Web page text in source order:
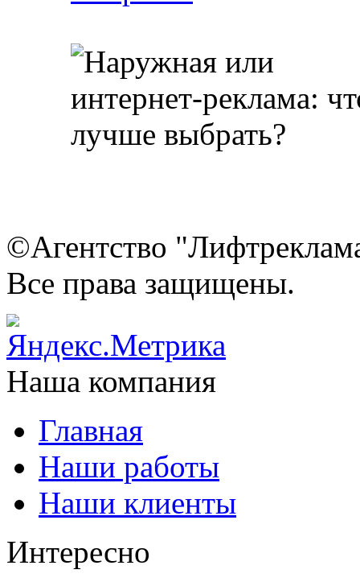
©Агентство
Все права защищены.
Наша компания
Главная
Наши работы
Наши клиенты
Интересно